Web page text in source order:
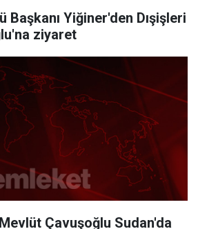
Başkanı Yiğiner'den Dışişleri
ziyaret
Çavuşoğlu Sudan'da